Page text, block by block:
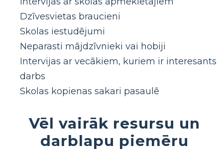
Dzīvesvietas braucieni
Skolas iestudējumi
Neparasti mājdzīvnieki vai hobiji
Intervijas ar vecākiem, kuriem ir interesants
darbs
Skolas kopienas sakari pasaulē
Vēl vairāk resursu un
darblapu piemēru